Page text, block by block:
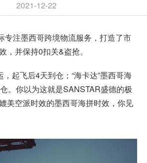
2021-12-22
专注墨西哥跨境物流服务，打造了市
，并保持0扣关&盗抢。
，起飞后4天到仓；“海卡达”墨西哥海
。你以为这就是SANSTAR盛德的极
美空派时效的墨西哥海拼时效，你见